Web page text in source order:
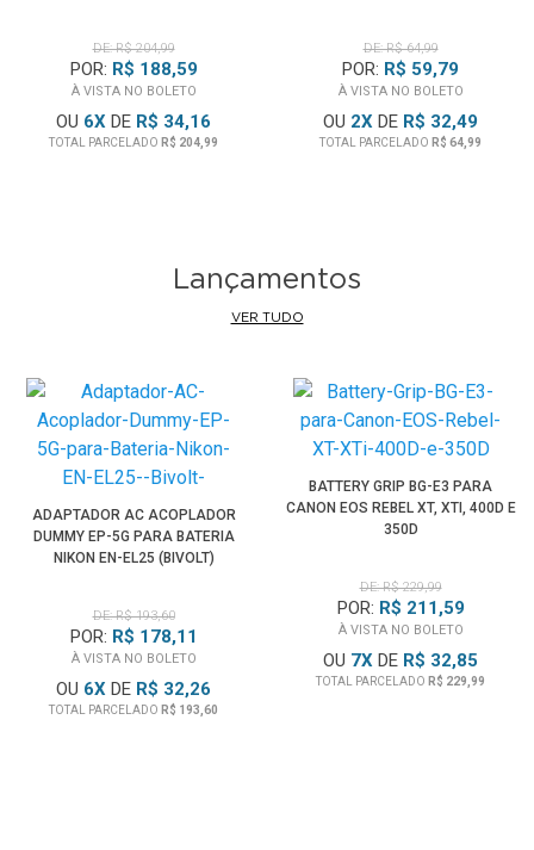
DE: R$ 204,99
POR: R$ 188,59
À VISTA NO BOLETO
OU 6X DE R$ 34,16
TOTAL PARCELADO R$ 204,99
DE: R$ 64,99
POR: R$ 59,79
À VISTA NO BOLETO
OU 2X DE R$ 32,49
TOTAL PARCELADO R$ 64,99
Lançamentos
VER TUDO
ADAPTADOR AC ACOPLADOR
DUMMY EP-5G PARA BATERIA
NIKON EN-EL25 (BIVOLT)
DE: R$ 193,60
POR: R$ 178,11
À VISTA NO BOLETO
OU 6X DE R$ 32,26
TOTAL PARCELADO R$ 193,60
BATTERY GRIP BG-E3 PARA
CANON EOS REBEL XT, XTI, 400D E
350D
DE: R$ 229,99
POR: R$ 211,59
À VISTA NO BOLETO
OU 7X DE R$ 32,85
TOTAL PARCELADO R$ 229,99